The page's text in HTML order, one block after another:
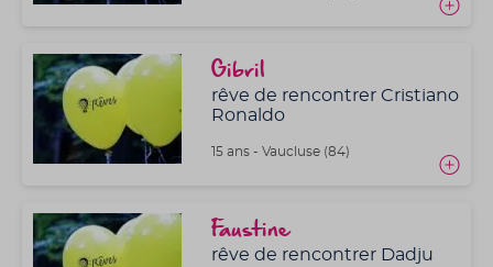
Gibril
rêve de rencontrer Cristiano
Ronaldo
15 ans - Vaucluse (84)
Faustine
rêve de rencontrer Dadju